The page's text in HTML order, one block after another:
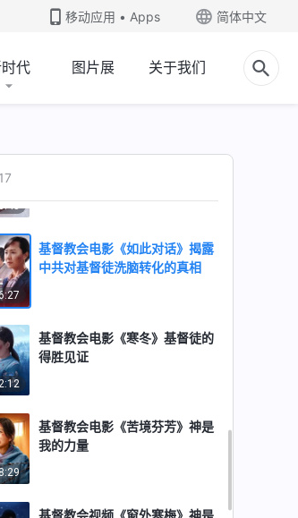
移动应用 • Apps 简体中文
代 图片展 关于我们
17
基督教会电影《死后余生》一名
基督教会电影《赤色家教》基督
基督教会电影《如此对话》揭露
中共对基督徒洗脑转化的真相
基督教会电影《寒冬》基督徒的
得胜见证
基督教会电影《苦境芬芳》神是
我的力量